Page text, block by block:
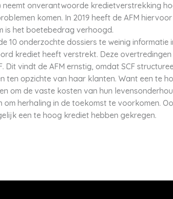
neemt onverantwoorde kredietverstrekking
komen. In 2019 heeft de AFM
is het boetebedrag verhoogd.
10 onderzochte dossiers te weinig
krediet heeft verstrekt. Deze
Dit vindt de AFM ernstig, omdat SCF
ten opzichte van haar klanten. Want een te
om de vaste kosten van hun
herhaling in de toekomst te voorkomen.
een te hoog krediet hebben gekregen.